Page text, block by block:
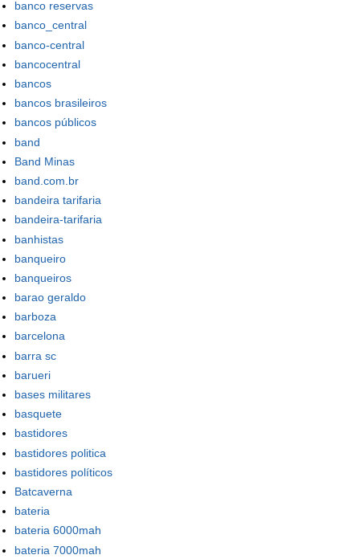
banco reservas
banco_central
banco-central
bancocentral
bancos
bancos brasileiros
bancos públicos
band
Band Minas
band.com.br
bandeira tarifaria
bandeira-tarifaria
banhistas
banqueiro
banqueiros
barao geraldo
barboza
barcelona
barra sc
barueri
bases militares
basquete
bastidores
bastidores politica
bastidores políticos
Batcaverna
bateria
bateria 6000mah
bateria 7000mah